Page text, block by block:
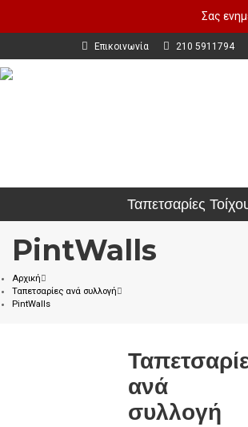
Σας
Επικοινωνία 210 5911794
Ταπετσαρίες
PintWalls
Αρχική
Ταπετσαρίες ανά συλλογή
PintWalls
ανά
συλλογή